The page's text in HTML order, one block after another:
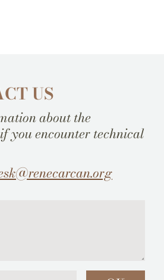
US
about the
you encounter technical